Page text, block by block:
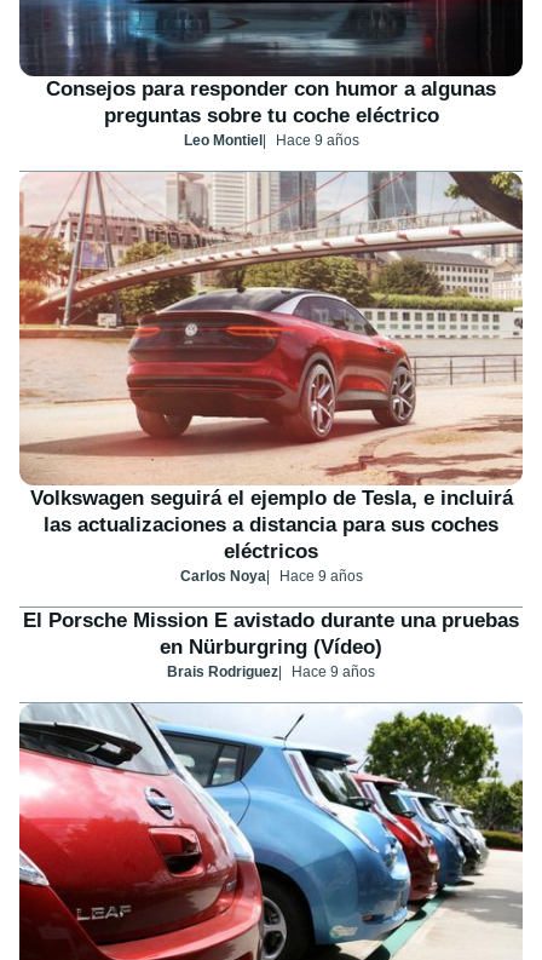
Consejos para responder con humor a algunas
preguntas sobre tu coche eléctrico
Leo Montiel Hace 9 años
Volkswagen seguirá el ejemplo de Tesla, e incluirá
las actualizaciones a distancia para sus coches
eléctricos
Carlos Noya Hace 9 años
El Porsche Mission E avistado durante una pruebas
en Nürburgring (Vídeo)
Brais Rodriguez Hace 9 años